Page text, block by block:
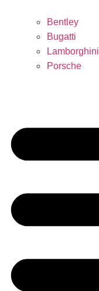
Bentley
Bugatti
Lamborghini
Porsche